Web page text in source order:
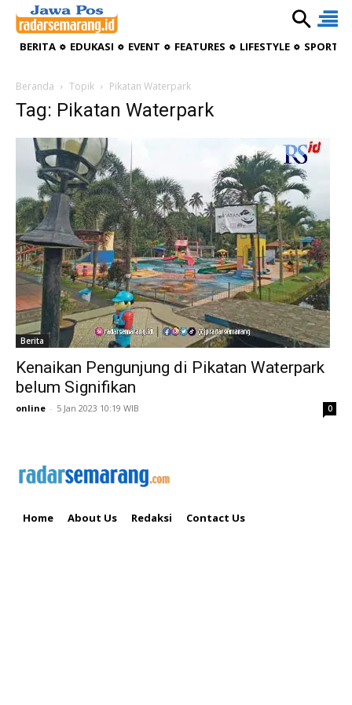
BERITA EDUKASI EVENT FEATURES LIFESTYLE
Beranda Topik Pikatan Waterpark
Tag: Pikatan Waterpark
Berita
Kenaikan Pengunjung di Pikatan Waterpark
belum Signifikan
online - 5 Jan 2023 10:19 WIB 0
Home About Us Redaksi Contact Us